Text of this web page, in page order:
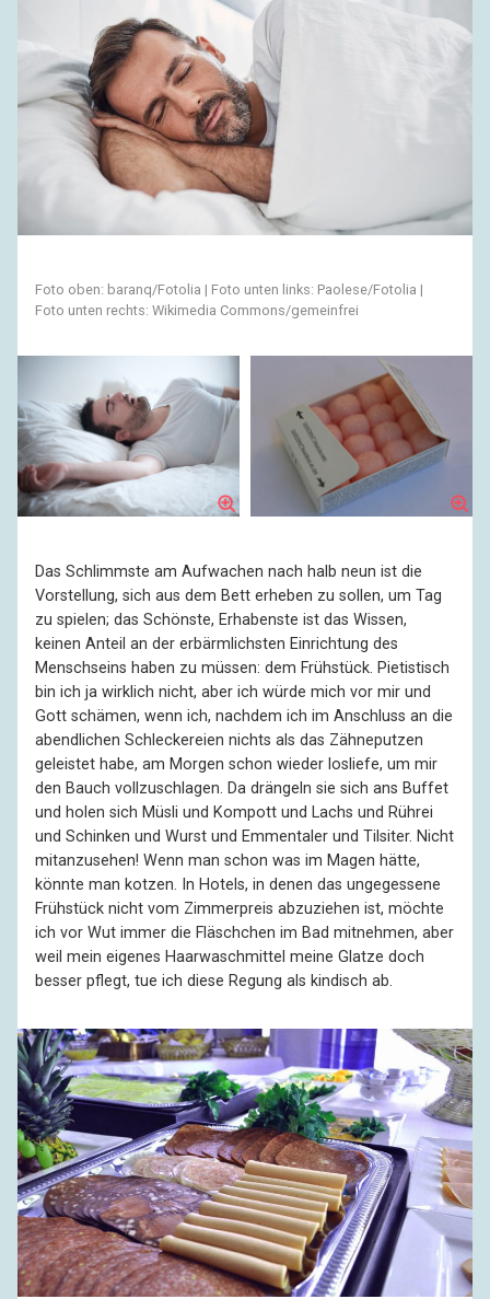
Foto oben: baranq/Fotolia | Foto unten links: Paolese/Fotolia |
Foto unten rechts: Wikimedia Commons/gemeinfrei
Das Schlimmste am Aufwachen nach halb neun ist die
Vorstellung, sich aus dem Bett erheben zu sollen, um Tag
zu spielen; das Schönste, Erhabenste ist das Wissen,
keinen Anteil an der erbärmlichsten Einrichtung des
Menschseins haben zu müssen: dem Frühstück. Pietistisch
bin ich ja wirklich nicht, aber ich würde mich vor mir und
Gott schämen, wenn ich, nachdem ich im Anschluss an die
abendlichen Schleckereien nichts als das Zähneputzen
geleistet habe, am Morgen schon wieder losliefe, um mir
den Bauch vollzuschlagen. Da drängeln sie sich ans Buffet
und holen sich Müsli und Kompott und Lachs und Rührei
und Schinken und Wurst und Emmentaler und Tilsiter. Nicht
mitanzusehen! Wenn man schon was im Magen hätte,
könnte man kotzen. In Hotels, in denen das ungegessene
Frühstück nicht vom Zimmerpreis abzuziehen ist, möchte
ich vor Wut immer die Fläschchen im Bad mitnehmen, aber
weil mein eigenes Haarwaschmittel meine Glatze doch
besser pflegt, tue ich diese Regung als kindisch ab.